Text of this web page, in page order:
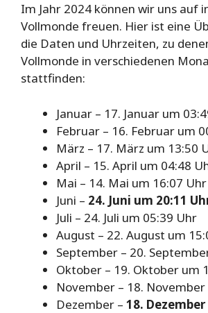
Im Jahr 2024 können wir uns auf
Vollmonde freuen. Hier ist eine
die Daten und Uhrzeiten, zu
Vollmonde in verschiedenen
stattfinden:
Januar – 17. Januar um
Februar – 16. Februar um
März – 17. März um 13:50
April – 15. April um 04:48
Mai – 14. Mai um 16:07 Uhr
Juni – 24. Juni um 20:11
Juli – 24. Juli um 05:39 Uhr
August – 22. August um
September – 20.
Oktober – 19. Oktober um
November – 18.
Dezember – 18.